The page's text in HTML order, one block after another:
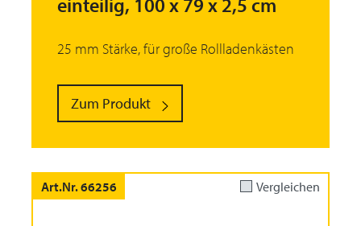
einteilig, 100 x 79 x 2,5 cm
25 mm Stärke, für große Rollladenkästen
Zum Produkt
Art.Nr. 66256 Vergleichen